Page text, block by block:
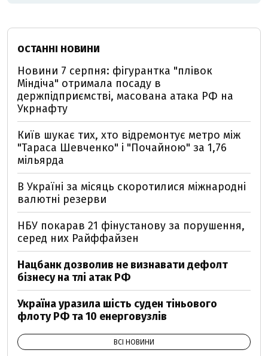
ОСТАННІ НОВИНИ
Новини 7 серпня: фігурантка "плівок
Міндіча" отримала посаду в
держпідприємстві, масована атака РФ на
Укрнафту
Київ шукає тих, хто відремонтує метро між
"Тараса Шевченко" і "Почайною" за 1,76
мільярда
В Україні за місяць скоротилися міжнародні
валютні резерви
НБУ покарав 21 фінустанову за порушення,
серед них Райффайзен
Нацбанк дозволив не визнавати дефолт
бізнесу на тлі атак РФ
Україна уразила шість суден тіньового
флоту РФ та 10 енерговузлів
ВСІ НОВИНИ